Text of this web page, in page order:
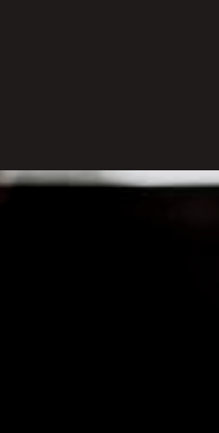
Desenvolvimento (EID)
A formação reúne
perspectiva ampla
Vibracional Integral,